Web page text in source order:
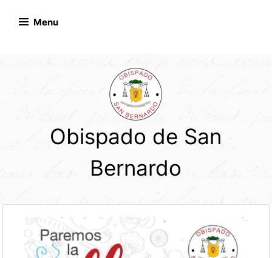
Menu
Obispado de San
Bernardo